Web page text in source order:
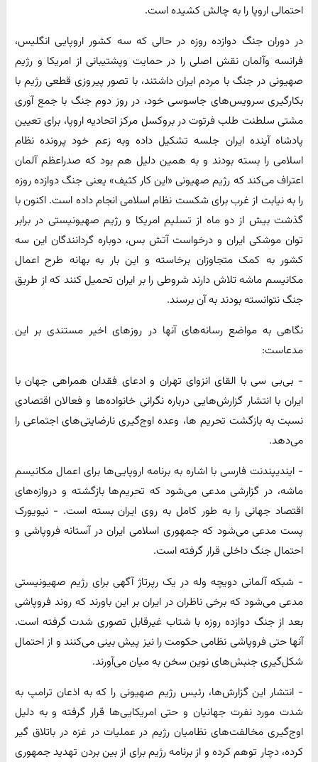
احتمالی اروپا را به چالش کشیده است.
در دوران جنگ دوازده روزه در حالی که سه کشور اروپایی انگلیس،
فرانسه وآلمان نقش اصلی را در حمایت وپشتیبانی از امریکا و رژیم
صهیونی در جنگ با مردم ایران داشتند، با تصور پیروزی قطعی رژیم با
بکارگیری سرویس‌های جاسوسی خود، در روز دوم جنگ با جمع آوری
مشتی سلطنت طلب فرتوت در بروکسل مرکز اتحادیه اروپا، برای تعیین
پادشاه آینده ایران جلسه تشکیل داده وبه زعم خود پرونده نظام
اسلامی را بسته بودند و به همین دلیل هم بود که صدراعظم آلمان
اعتراف می‌کند که رژیم صهیونی «این کار کثیف» یعنی جنگ دوازده روزه
را به نیابت از غرب برای شکست نظام اسلامی انجام داده است. اکنون با
گذشت بیش از دو ماه از تسلیم امریکا و رژیم صهیونیستی در برابر
توان موشکی ایران و درخواست آتش بس، دوباره گردانندگان این سه
کشور به کمک متجاوزان برخاسته و این بار به بهانه طرح اعمال
مکانیسم ماشه تلاش دارند شروطی را بر ایران تحمیل کنند که از طریق
جنگ نتوانسته بودند به آن برسند.
نگاهی به مواضع رسانه‌های آنها در روزهای اخیر مستندی بر این
مدعاست:
- بی‌بی سی با القای انزوای تهران و ادعای فقدان همراهی جهان با
ایران با انتشار گزارش‌هایی درباره نگرانی خانواده‌ها و فعالان اقتصادی
نسبت به بازگشت تحریم ها، وعده اوج‌گیری نارضایتی‌های اجتماعی را
می‌دهد.
- ایندیپندنت فارسی با اشاره به برنامه اروپایی‌ها برای اعمال مکانیسم
ماشه، در گزارشی مدعی می‌شود که تحریم‌ها بازگشته و دروازه‌های
اقتصاد جهانی را به طور کامل به روی ایران بسته است. - نیویورک
پست مدعی می‌شود که جمهوری اسلامی ایران در آستانه فروپاشی و
احتمال جنگ داخلی قرار گرفته است.
- شبکه آلمانی دویچه وله در یک رپرتاژ آگهی برای رژیم صهیونیستی
مدعی می‌شود که برخی ناظران در ایران بر این باورند که روند فروپاشی
بعد از جنگ دوازده روزه با شتاب غیرقابل تصوری شدت گرفته است.
آنها حتی فروپاشی نظامی حکومت را نیز پیش بینی می‌کنند و از احتمال
شکل‌گیری جنبش‌های نوین سخن به میان می‌آورند.
- انتشار این گزارش‌ها، رئیس رژیم صهیونی را که به اذعان ترامپ به
شدت مورد نفرت جهانیان و حتی امریکایی‌ها قرار گرفته و به دلیل
اوج‌گیری مخالفت‌های نظامیان رژیم در عملیات در غزه در باتلاق گیر
کرده، دچار توهم کرده و از برنامه رژیم برای از بین بردن تهدید جمهوری